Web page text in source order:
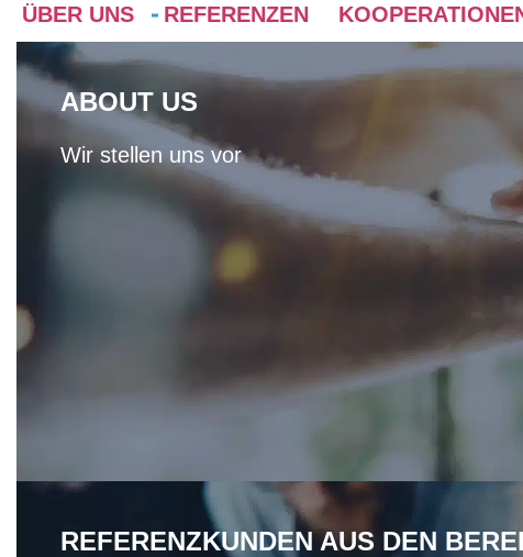
ÜBER UNS REFERENZEN
ABOUT US
Wir stellen uns vor
REFERENZKUNDEN AUS DEN